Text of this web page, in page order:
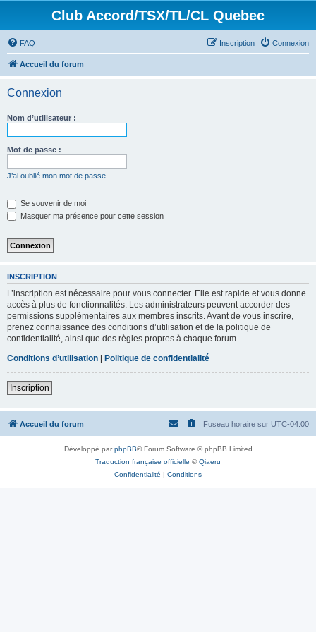
Club Accord/TSX/TL/CL Quebec
FAQ Connexion
Inscription
Accueil du forum
Connexion
Nom d’utilisateur :
Mot de passe :
J’ai oublié mon mot de passe
Se souvenir de moi
Masquer ma présence pour cette session
INSCRIPTION
L’inscription est nécessaire pour vous connecter. Elle est rapide et vous donne
accès à plus de fonctionnalités. Les administrateurs peuvent accorder des
permissions supplémentaires aux membres inscrits. Avant de vous inscrire,
prenez connaissance des conditions d’utilisation et de la politique de
confidentialité, ainsi que des règles propres à chaque forum.
Conditions d’utilisation | Politique de confidentialité
Inscription
Accueil du forum Fuseau horaire sur UTC-04:00
Développé parphpBB® Forum Software © phpBB Limited
Traduction française officielle ©Qiaeru
Confidentialité | Conditions